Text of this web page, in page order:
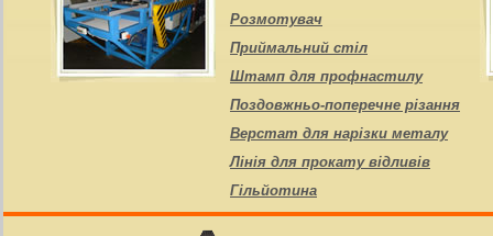
Розмотувач
Приймальний стіл
Штамп для профнастилу
Поздовжньо-поперечне різання
Верстат для нарізки металу
Лінія для прокату відливів
Гільйотина